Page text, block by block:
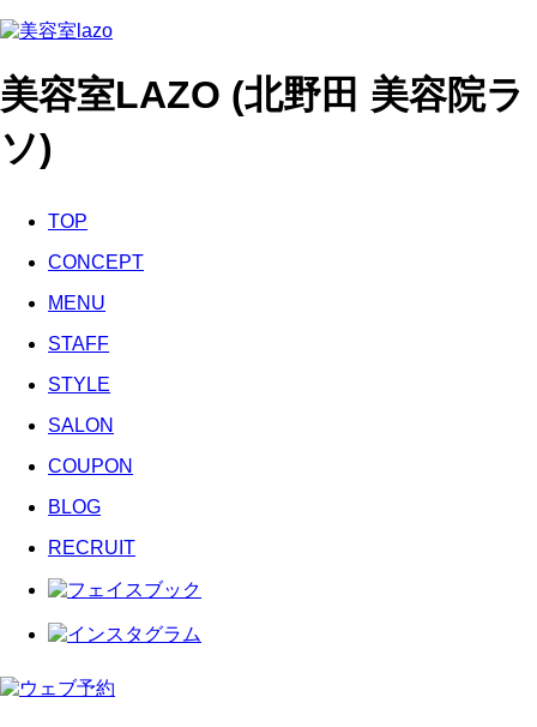
美容室LAZO (北野田 美容院ラ
ソ)
TOP
CONCEPT
MENU
STAFF
STYLE
SALON
COUPON
BLOG
RECRUIT